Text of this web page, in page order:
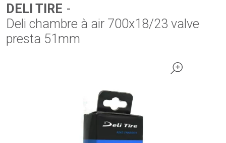
DELI TIRE -
Deli chambre à air 700x18/23 valve
presta 51mm